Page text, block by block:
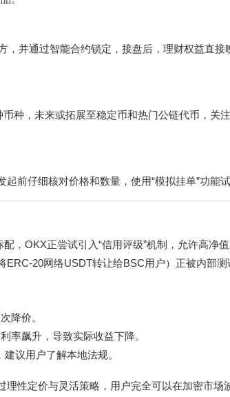
并通过智能合约锁定，接盘后，理财权益直接
种，未来或拓展至稳定币和热门公链代币，关注
前仔细核对价格和数量，使用“模拟挂单”功能试
，OKX正尝试引入“信用评级”机制，允许高净
20网络USDT转让给BSC用户）正被内部测
降价。
率飙升，导致实际收益下降。
议用户了解本地法规。
理性定价与灵活策略，用户完全可以在加密市场